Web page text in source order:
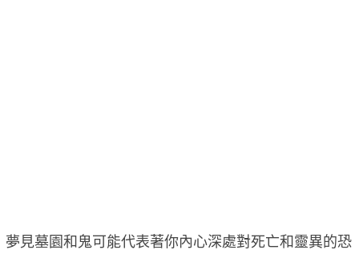
夢見墓園和鬼可能代表著你內心深處對死亡和靈異的恐